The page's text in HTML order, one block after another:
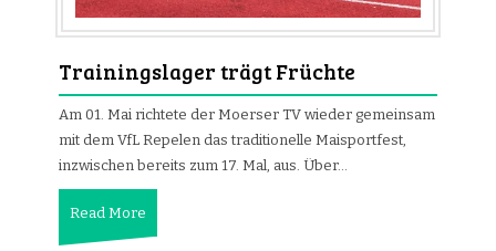
Trainingslager trägt Früchte
Am 01. Mai richtete der Moerser TV wieder gemeinsam
mit dem VfL Repelen das traditionelle Maisportfest,
inzwischen bereits zum 17. Mal, aus. Über…
Read More